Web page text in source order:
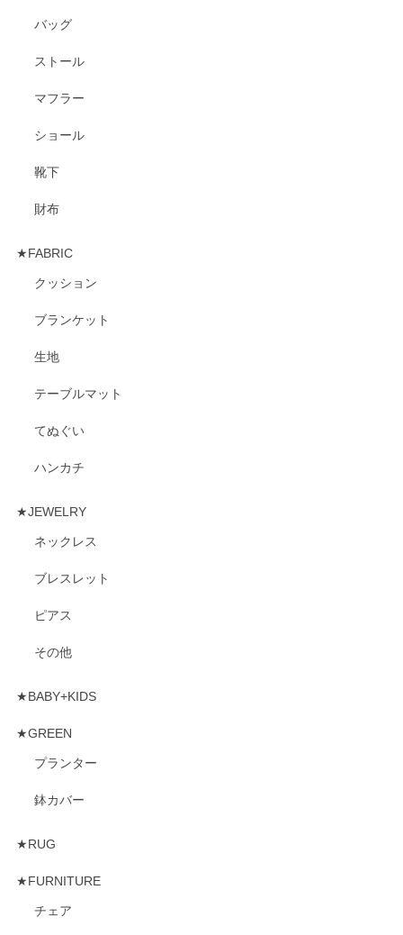
バッグ
ストール
マフラー
ショール
靴下
財布
★FABRIC
クッション
ブランケット
生地
テーブルマット
てぬぐい
ハンカチ
★JEWELRY
ネックレス
ブレスレット
ピアス
その他
★BABY+KIDS
★GREEN
プランター
鉢カバー
★RUG
★FURNITURE
チェア